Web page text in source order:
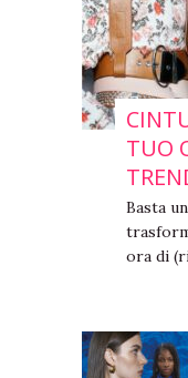
TUO
Basta
ora di